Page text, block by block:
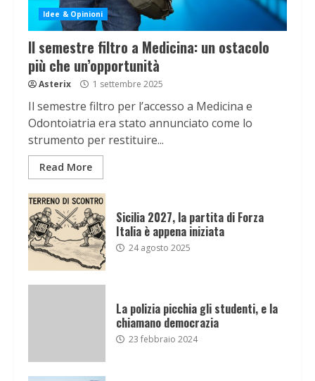
Idee & Opinioni
Il semestre filtro a Medicina: un ostacolo
più che un’opportunità
Asterix 1 settembre 2025
Il semestre filtro per l’accesso a Medicina e
Odontoiatria era stato annunciato come lo
strumento per restituire...
Read More
Sicilia 2027, la partita di Forza
Italia è appena iniziata
24 agosto 2025
La polizia picchia gli studenti, e la
chiamano democrazia
23 febbraio 2024